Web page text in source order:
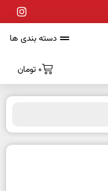
دسته بندی ها
0 تومان